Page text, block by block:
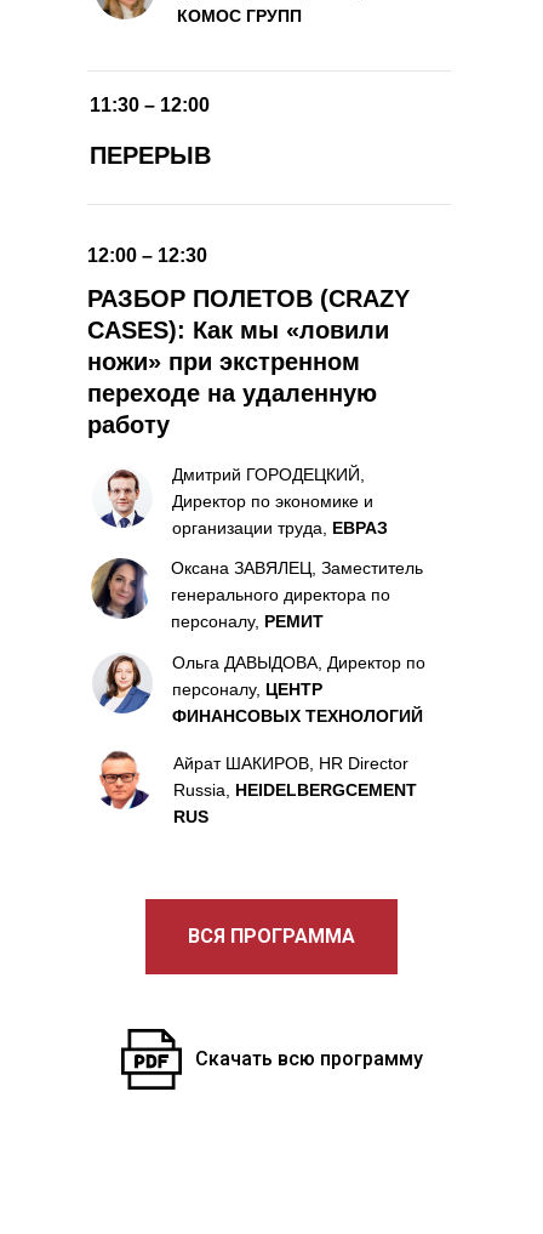
КОМОС ГРУПП
11:30 – 12:00
ПЕРЕРЫВ
РАЗБОР ПОЛЕТОВ (CRAZY
CASES): Как мы «ловили
ножи» при экстренном
переходе на удаленную
работу
Дмитрий ГОРОДЕЦКИЙ,
Директор по экономике и
организации труда, ЕВРАЗ
12:00 – 12:30
Оксана ЗАВЯЛЕЦ, Заместитель
генерального директора по
персоналу, РЕМИТ
Ольга ДАВЫДОВА, Директор по
персоналу, ЦЕНТР
ФИНАНСОВЫХ ТЕХНОЛОГИЙ
Айрат ШАКИРОВ, HR Director
Russia, HEIDELBERGCEMENT
RUS
ВСЯ ПРОГРАММА
Скачать всю программу